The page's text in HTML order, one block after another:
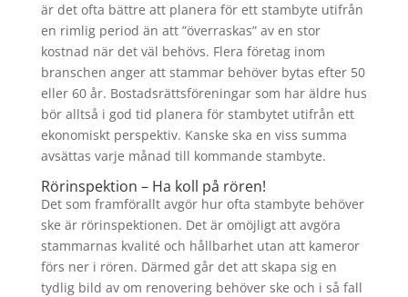
är det ofta bättre att planera för ett stambyte utifrån
en rimlig period än att ”överraskas” av en stor
kostnad när det väl behövs. Flera företag inom
branschen anger att stammar behöver bytas efter 50
eller 60 år. Bostadsrättsföreningar som har äldre hus
bör alltså i god tid planera för stambytet utifrån ett
ekonomiskt perspektiv. Kanske ska en viss summa
avsättas varje månad till kommande stambyte.
Rörinspektion – Ha koll på rören!
Det som framförallt avgör hur ofta stambyte behöver
ske är rörinspektionen. Det är omöjligt att avgöra
stammarnas kvalité och hållbarhet utan att kameror
förs ner i rören. Därmed går det att skapa sig en
tydlig bild av om renovering behöver ske och i så fall